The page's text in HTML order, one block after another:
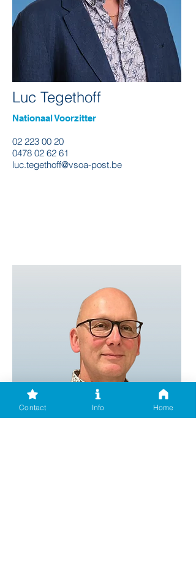
Luc Tegethoff
Nationaal Voorzitter
02 223 00 20
0478 02 62 61
luc.tegethoff@vsoa-post.be
Contact Info Home